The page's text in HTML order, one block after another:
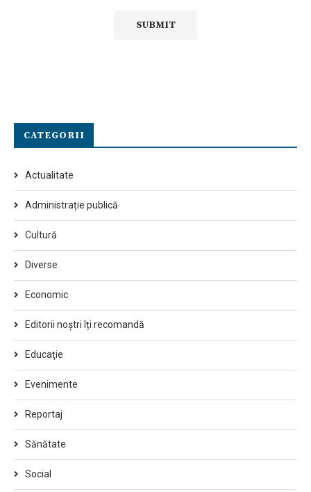
CATEGORII
Actualitate
Administrație publică
Cultură
Diverse
Economic
Editorii noștri îți recomandă
Educaţie
Evenimente
Reportaj
Sănătate
Social